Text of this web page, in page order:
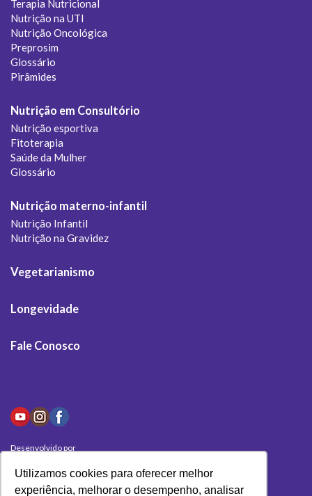
Utilizamos cookies para oferecer melhor
experiência, melhorar o desempenho, analisar
Terapia Nutricional
Nutrição na UTI
Nutrição Oncológica
Preprosim
Glossário
Pirâmides
Nutrição em Consultório
Nutrição esportiva
Fitoterapia
Saúde da Mulher
Glossário
Nutrição materno-infantil
Nutrição Infantil
Nutrição na Gravidez
Vegetarianismo
Longevidade
Fale Conosco
Desenvolvido por